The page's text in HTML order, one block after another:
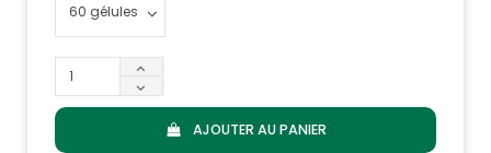
AJOUTER AU PANIER